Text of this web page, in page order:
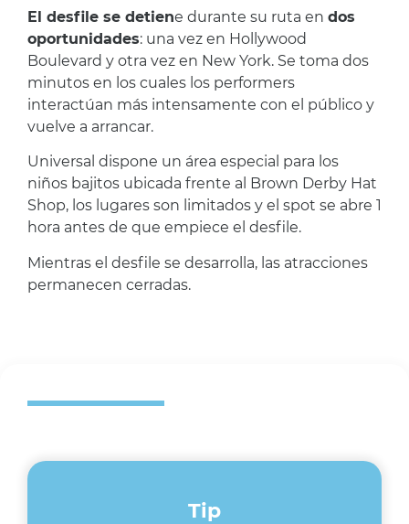
El desfile se detiene durante su ruta en dos
oportunidades: una vez en Hollywood
Boulevard y otra vez en New York. Se toma dos
minutos en los cuales los performers
interactúan más intensamente con el público y
vuelve a arrancar.
Universal dispone un área especial para los
niños bajitos ubicada frente al Brown Derby Hat
Shop, los lugares son limitados y el spot se abre 1
hora antes de que empiece el desfile.
Mientras el desfile se desarrolla, las atracciones
permanecen cerradas.
Tip